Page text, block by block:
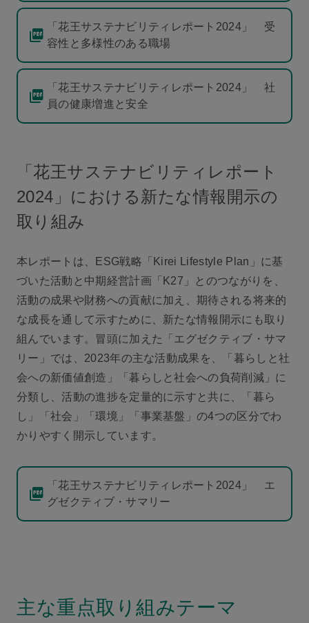
「花王サステナビリティレポート2024」 受
容性と多様性のある職場
「花王サステナビリティレポート2024」 社
員の健康増進と安全
「花王サステナビリティレポート
2024」における新たな情報開示の
取り組み
本レポートは、ESG戦略「Kirei Lifestyle Plan」に基
づいた活動と中期経営計画「K27」とのつながりを、
活動の成果や財務への貢献に加え、期待される将来的
な成長を通して示すために、新たな情報開示にも取り
組んでいます。冒頭に加えた「エグゼクティブ・サマ
リー」では、2023年の主な活動成果を、「暮らしと社
会への新価値創造」「暮らしと社会への負荷削減」に
分類し、活動の進捗を定量的に示すと共に、「暮ら
し」「社会」「環境」「事業基盤」の4つの区分でわ
かりやすく開示しています。
「花王サステナビリティレポート2024」 エ
グゼクティブ・サマリー
主な重点取り組みテーマ